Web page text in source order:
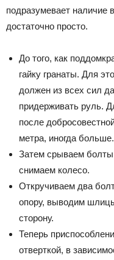
подразумевает наличие
достаточно просто.
До того, как
гайку гранаты. Для
должен из всех сил
придерживать руль.
после
метра, иногда
Затем срываем болты
снимаем колесо.
Откручиваем два
опору, выводим
сторону.
Теперь
отверткой, в